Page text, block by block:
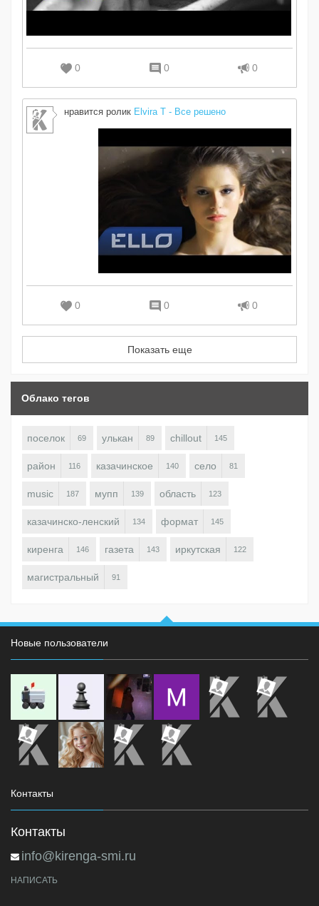
0 0 0
нравится ролик Elvira T - Все решено
0 0 0
Показать еще
Облако тегов
поселок 69 улькан 89 chillout 145
район 116 казачинское 140 село 81
music 187 мупп 139 область 123
казачинско-ленский 134 формат 145
киренга 146 газета 143 иркутская 122
магистральный 91
Новые пользователи
Контакты
Контакты
info@kirenga-smi.ru
НАПИСАТЬ